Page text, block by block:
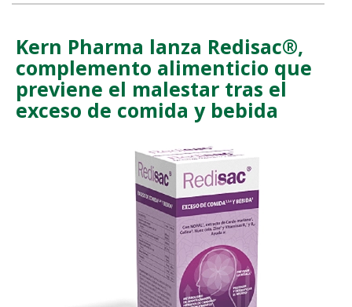
Kern Pharma lanza Redisac®,
complemento alimenticio que
previene el malestar tras el
exceso de comida y bebida